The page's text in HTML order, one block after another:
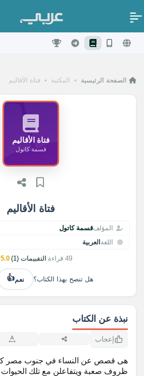
الصفحة الرئيسية • المكتبة • فتاة الأقاليم
فتاة الأقاليم
المؤلفقسمة كاتول
اللغة العربية
49 قراءة التقييمات (1) |
5.0
هل تنصح بهذا الكتاب؟ نعم👍
فتاة الأقاليم
قسمة كاتول
نبذة عن الكتاب
إعجاب
هى قصص عن النساء في جنوب مصر